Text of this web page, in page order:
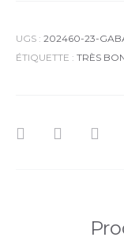
UGS : 202460-23-
ÉTIQUETTE : TRÈS